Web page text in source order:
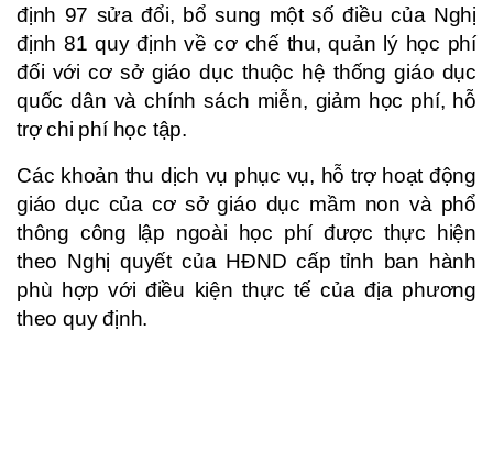
định 97 sửa đổi, bổ sung một số điều của Nghị
định 81 quy định về cơ chế thu, quản lý học phí
đối với cơ sở giáo dục thuộc hệ thống giáo dục
quốc dân và chính sách miễn, giảm học phí, hỗ
trợ chi phí học tập.
Các khoản thu dịch vụ phục vụ, hỗ trợ hoạt động
giáo dục của cơ sở giáo dục mầm non và phổ
thông công lập ngoài học phí được thực hiện
theo Nghị quyết của HĐND cấp tỉnh ban hành
phù hợp với điều kiện thực tế của địa phương
theo quy định.